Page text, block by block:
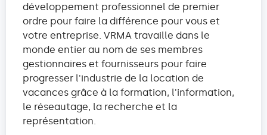
développement professionnel de premier
ordre pour faire la différence pour vous et
votre entreprise. VRMA travaille dans le
monde entier au nom de ses membres
gestionnaires et fournisseurs pour faire
progresser l'industrie de la location de
vacances grâce à la formation, l'information,
le réseautage, la recherche et la
représentation.